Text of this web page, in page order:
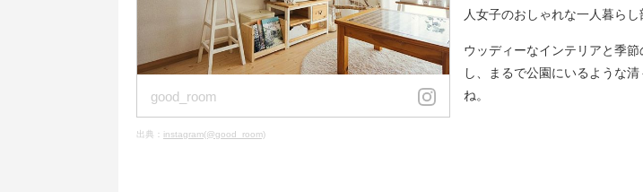
good_room
出典： instagram(@good_room)
人女子のおしゃれな一人暮らし
ウッディーなインテリアと季
し、まるで公園にいるような
ね。